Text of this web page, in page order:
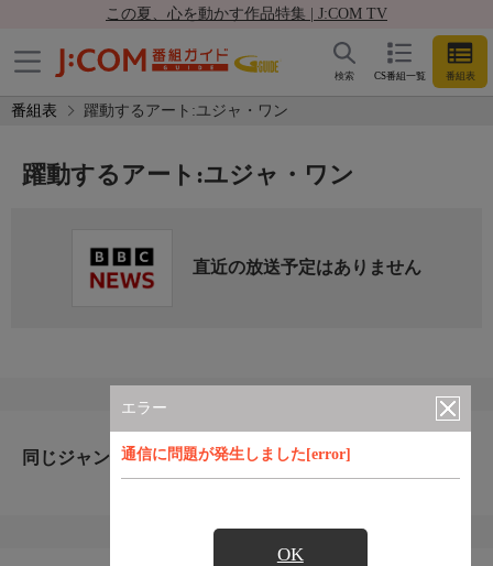
この夏、心を動かす作品特集 | J:COM TV
CS番組一覧 番組表
検索
番組表 躍動するアート:ユジャ・ワン
エラー
通信に問題が発生しました[error]
OK
躍動するアート:ユジャ・ワン
直近の放送予定はありません
同じジャンルのおすすめ番組